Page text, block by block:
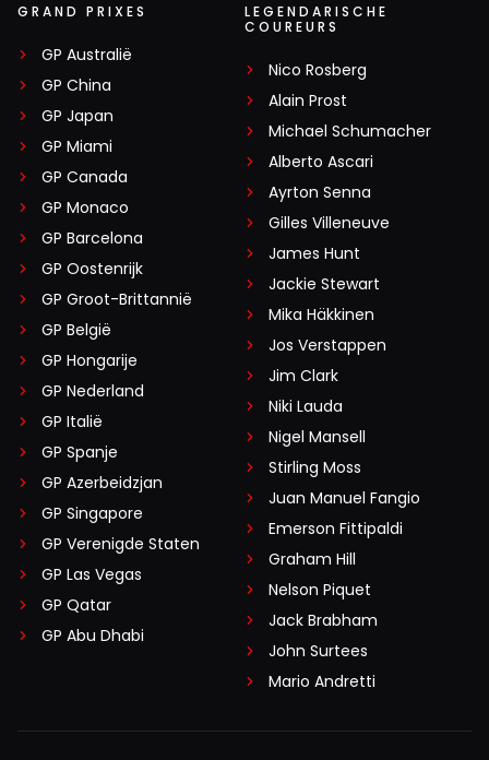
GRAND PRIXES
GP Australië
GP China
GP Japan
GP Miami
GP Canada
GP Monaco
GP Barcelona
GP Oostenrijk
GP Groot-Brittannië
GP België
GP Hongarije
GP Nederland
GP Italië
GP Spanje
GP Azerbeidzjan
GP Singapore
GP Verenigde Staten
GP Las Vegas
GP Qatar
GP Abu Dhabi
LEGENDARISCHE
COUREURS
Nico Rosberg
Alain Prost
Michael Schumacher
Alberto Ascari
Ayrton Senna
Gilles Villeneuve
James Hunt
Jackie Stewart
Mika Häkkinen
Jos Verstappen
Jim Clark
Niki Lauda
Nigel Mansell
Stirling Moss
Juan Manuel Fangio
Emerson Fittipaldi
Graham Hill
Nelson Piquet
Jack Brabham
John Surtees
Mario Andretti